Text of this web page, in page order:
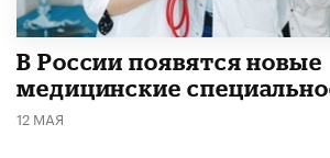
В России появятся новые
медицинские
12 МАЯ